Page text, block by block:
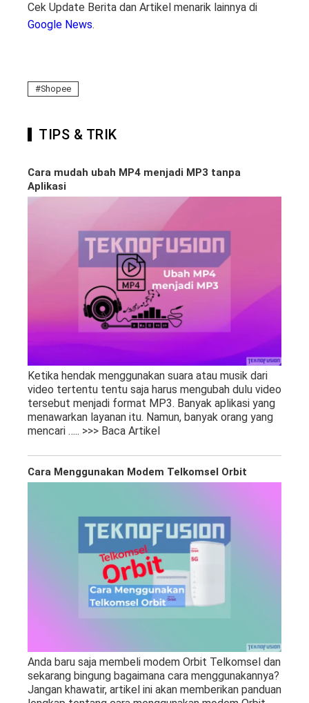
Cek Update Berita dan Artikel menarik lainnya di
Google News.
Shopee
TIPS & TRIK
Cara mudah ubah MP4 menjadi MP3 tanpa
Aplikasi
Ketika hendak menggunakan suara atau musik dari
video tertentu tentu saja harus mengubah dulu video
tersebut menjadi format MP3. Banyak aplikasi yang
menawarkan layanan itu. Namun, banyak orang yang
mencari ….. >>> Baca Artikel
Cara Menggunakan Modem Telkomsel Orbit
Anda baru saja membeli modem Orbit Telkomsel dan
sekarang bingung bagaimana cara menggunakannya?
Jangan khawatir, artikel ini akan memberikan panduan